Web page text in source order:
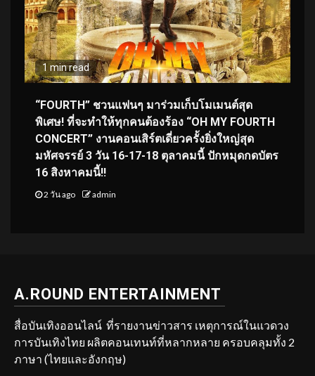
1 min read
“FOURTH” ชวนแฟนๆ มาร่วมเก็บโมเมนต์สุด
พิเศษ! ที่จะทำให้ทุกคนต้องร้อง “OH MY FOURTH
CONCERT” งานคอนเสิร์ตเดี่ยวครั้งยิ่งใหญ่สุด
มหัศจรรย์ 3 วัน 16-17-18 ตุลาคมนี้ ปักหมุดกดบัตร
16 สิงหาคมนี้!!
2 วัน ago admin
A.ROUND ENTERTAINMENT
สื่อบันเทิงออนไลน์ ที่รายงานข่าวสาร เหตุการณ์ในแวดวง
การบันเทิงไทย ผลิตคอนเทนท์ที่หลากหลาย ครอบคลุมทั้ง 2
ภาษา (ไทยและอังกฤษ)